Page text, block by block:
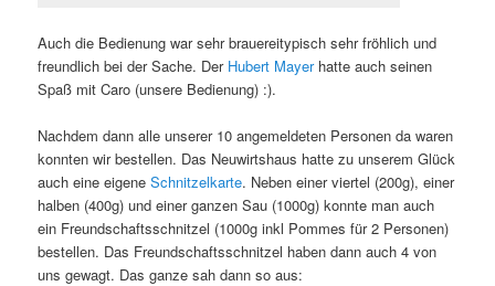
Auch die Bedienung war sehr brauereitypisch sehr fröhlich und
freundlich bei der Sache. Der Hubert Mayerhatte auch seinen
Spaß mit Caro (unsere Bedienung) :).
Nachdem dann alle unserer 10 angemeldeten Personen da waren
konnten wir bestellen. Das Neuwirtshaus hatte zu unserem Glück
auch eine eigeneSchnitzelkarte. Neben einer viertel (200g), einer
halben (400g) und einer ganzen Sau (1000g) konnte man auch
ein Freundschaftsschnitzel (1000g inkl Pommes für 2 Personen)
bestellen. Das Freundschaftsschnitzel haben dann auch 4 von
uns gewagt. Das ganze sah dann so aus: